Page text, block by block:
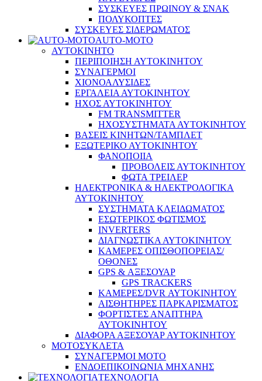
ΣΥΣΚΕΥΕΣ ΠΡΩΙΝΟΥ & ΣΝΑΚ
ΠΟΛΥΚΟΠΤΕΣ
ΣΥΣΚΕΥΕΣ ΣΙΔΕΡΩΜΑΤΟΣ
AUTO-MOTO
ΑΥΤΟΚΙΝΗΤΟ
ΠΕΡΙΠΟΙΗΣΗ ΑΥΤΟΚΙΝΗΤΟΥ
ΣΥΝΑΓΕΡΜΟΙ
ΧΙΟΝΟΑΛΥΣΙΔΕΣ
ΕΡΓΑΛΕΙΑ ΑΥΤΟΚΙΝΗΤΟΥ
ΗΧΟΣ ΑΥΤΟΚΙΝΗΤΟΥ
FM TRANSMITTER
ΗΧΟΣΥΣΤΗΜΑΤΑ ΑΥΤΟΚΙΝΗΤΟΥ
ΒΑΣΕΙΣ ΚΙΝΗΤΩΝ/ΤΑΜΠΛΕΤ
ΕΞΩΤΕΡΙΚΟ ΑΥΤΟΚΙΝΗΤΟΥ
ΦΑΝΟΠΟΙΙΑ
ΠΡΟΒΟΛΕΙΣ ΑΥΤΟΚΙΝΗΤΟΥ
ΦΩΤΑ ΤΡΕΙΛΕΡ
ΗΛΕΚΤΡΟΝΙΚΑ & ΗΛΕΚΤΡΟΛΟΓΙΚΑ
ΑΥΤΟΚΙΝΗΤΟΥ
ΣΥΣΤΗΜΑΤΑ ΚΛΕΙΔΩΜΑΤΟΣ
ΕΣΩΤΕΡΙΚΟΣ ΦΩΤΙΣΜΟΣ
INVERTERS
ΔΙΑΓΝΩΣΤΙΚΑ ΑΥΤΟΚΙΝΗΤΟΥ
ΚΑΜΕΡΕΣ ΟΠΙΣΘΟΠΟΡΕΙΑΣ/
ΟΘΟΝΕΣ
GPS & ΑΞΕΣΟΥΑΡ
GPS TRACKERS
ΚΑΜΕΡΕΣ/DVR ΑΥΤΟΚΙΝΗΤΟΥ
ΑΙΣΘΗΤΗΡΕΣ ΠΑΡΚΑΡΙΣΜΑΤΟΣ
ΦΟΡΤΙΣΤΕΣ ΑΝΑΠΤΗΡΑ
ΑΥΤΟΚΙΝΗΤΟΥ
ΔΙΑΦΟΡΑ ΑΞΕΣΟΥΑΡ ΑΥΤΟΚΙΝΗΤΟΥ
ΜΟΤΟΣΥΚΛΕΤΑ
ΣΥΝΑΓΕΡΜΟΙ ΜΟΤΟ
ΕΝΔΟΕΠΙΚΟΙΝΩΝΙΑ ΜΗΧΑΝΗΣ
ΤΕΧΝΟΛΟΓΙΑ